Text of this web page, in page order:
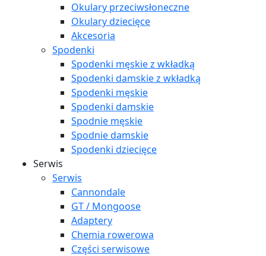
Okulary przeciwsłoneczne
Okulary dziecięce
Akcesoria
Spodenki
Spodenki męskie z wkładką
Spodenki damskie z wkładką
Spodenki męskie
Spodenki damskie
Spodnie męskie
Spodnie damskie
Spodenki dziecięce
Serwis
Serwis
Cannondale
GT / Mongoose
Adaptery
Chemia rowerowa
Części serwisowe